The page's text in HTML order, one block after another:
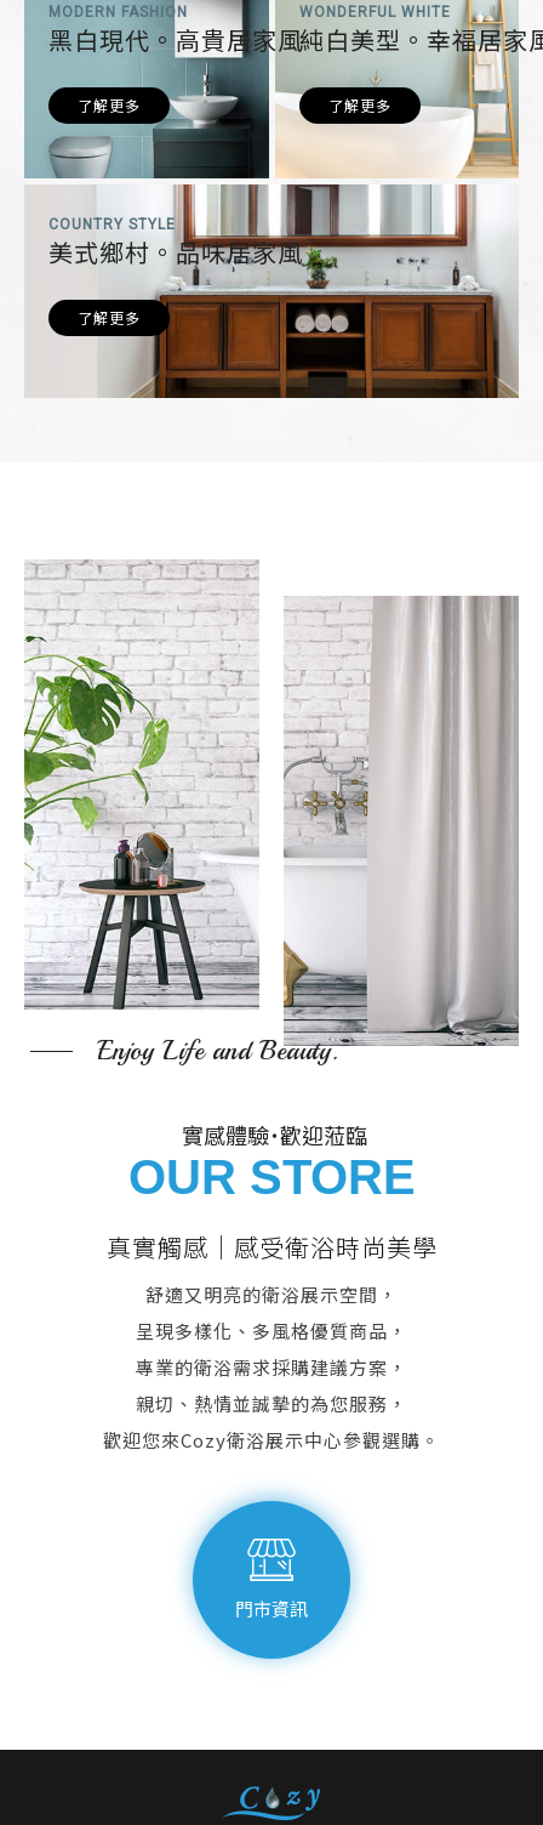
MODERN FASHION
黑白現代。高貴居家風
了解更多
WONDERFUL WHITE
純白美型。幸福居家
了解更多
COUNTRY STYLE
美式鄉村。品味居家風
了解更多
Enjoy Life and Beauty.
實感體驗˙歡迎蒞臨
OUR STORE
真實觸感｜感受衛浴時尚美學
舒適又明亮的衛浴展示空間，
呈現多樣化、多風格優質商品，
專業的衛浴需求採購建議方案，
親切、熱情並誠摯的為您服務，
歡迎您來Cozy衛浴展示中心參觀選購。
門市資訊